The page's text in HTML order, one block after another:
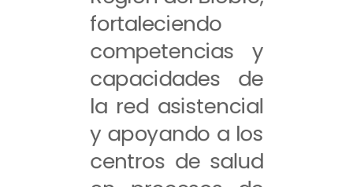
fortaleciendo
competencias y
capacidades de
la red asistencial
y apoyando a los
centros de salud